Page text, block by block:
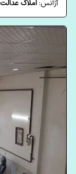
آژانس:املاک عدالت